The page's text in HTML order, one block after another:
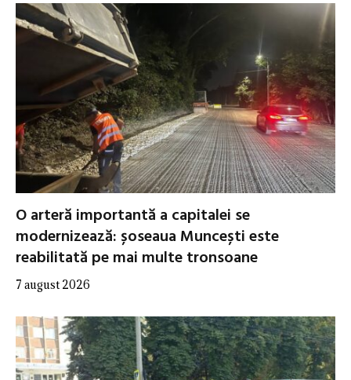
O arteră importantă a capitalei se
modernizează: șoseaua Muncești este
reabilitată pe mai multe tronsoane
7 august 2026